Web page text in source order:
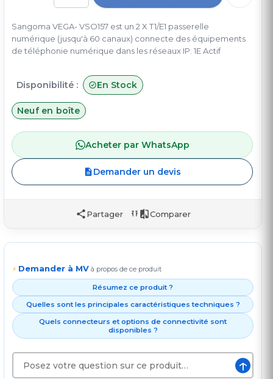
Sangoma VEGA- VSO157 est un 2 X T1/E1 passerelle
numérique (jusqu'à 60 canaux) connecte des équipements
de téléphonie numérique dans les réseaux IP. 1E Actif
Disponibilité : En Stock
Neuf en boîte
Acheter par WhatsApp
Demander un devis
Partager Comparer
⚡ Demander à MV à propos de ce produit
Résumez ce produit ?
Quelles sont les principales caractéristiques techniques ?
Quels connecteurs et options de connectivité sont
disponibles ?
↑